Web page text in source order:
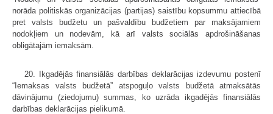
norāda politiskās organizācijas (partijas) saistību kopsummu attiecībā
pret valsts budžetu un pašvaldību budžetiem par maksājamiem
nodokļiem un nodevām, kā arī valsts sociālās apdrošināšanas
obligātajām iemaksām.
20. Ikgadējās finansiālās darbības deklarācijas izdevumu postenī
“Iemaksas valsts budžetā” atspoguļo valsts budžetā atmaksātās
dāvinājumu (ziedojumu) summas, ko uzrāda ikgadējās finansiālās
darbības deklarācijas pielikumā.